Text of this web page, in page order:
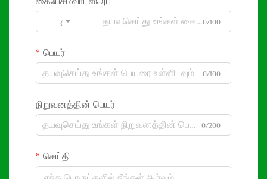
Code 0/100
பெயர்
0/100
நிறுவனத்தின் பெயர்
0/200
செய்தி